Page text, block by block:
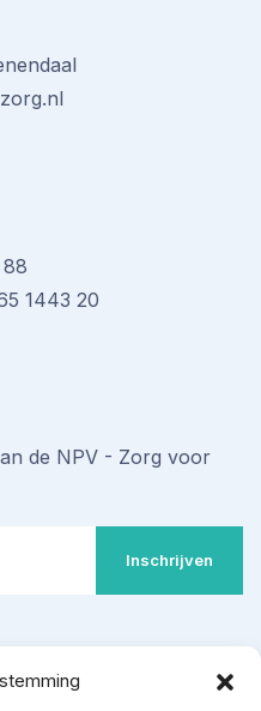
88
1443 20
de NPV - Zorg voor
Inschrijven